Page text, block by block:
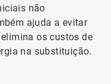
não
ajuda a evitar
os custos de
na substituição.